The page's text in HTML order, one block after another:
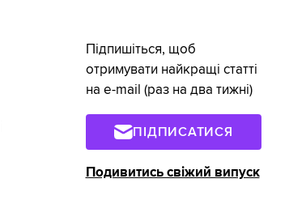
Підпишіться, щоб
отримувати найкращі статті
на e-mail (раз на два тижні)
ПІДПИСАТИСЯ
Подивитись свіжий випуск